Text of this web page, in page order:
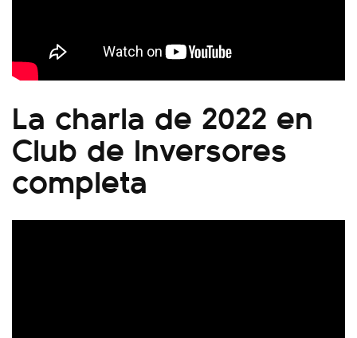
La charla de 2022 en
Club de Inversores
completa